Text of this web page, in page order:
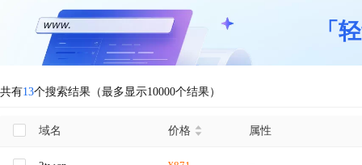
「
共有13个搜索结果（最多显示10000个结果）
域名 价格 属性